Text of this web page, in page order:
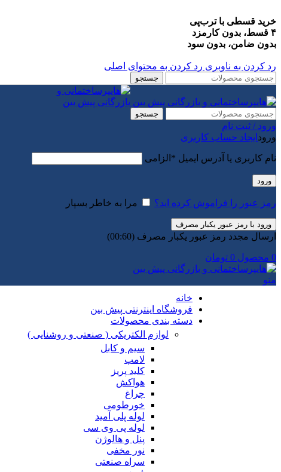
خرید قسطی با ترب‌پی
۴ قسط، بدون کارمزد
بدون ضامن، بدون سود
رد کردن به ناوبری رد کردن به محتوای اصلی
جستجو
جستجو
ورود / ثبت نام
ورود ایجاد حساب کاربری
نام کاربری یا آدرس ایمیل * الزامی
ورود
رمز عبور را فراموش کرده اید؟ مرا به خاطر بسپار
ورود با رمز عبور یکبار مصرف
ارسال مجدد رمز عبور یکبار مصرف (00:
60
)
0 محصول 0 تومان
منو
خانه
فروشگاه اینترنتی پیش بین
دسته بندی محصولات
لوازم الکتریکی ( صنعتی و روشنایی )
سیم و کابل
لامپ
کلید پریز
هواکش
چراغ
خورطومی
لوله پلی آمید
لوله پی وی سی
پنل و هالوژن
نور مخفی
سراه صنعتی